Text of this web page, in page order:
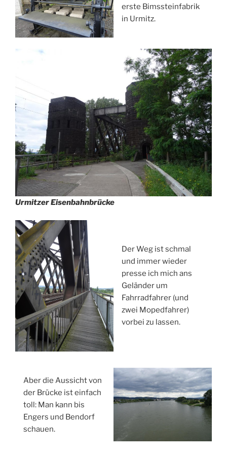
erste Bimssteinfabrik
in Urmitz.
Urmitzer Eisenbahnbrücke
Der Weg ist schmal
und immer wieder
presse ich mich ans
Geländer um
Fahrradfahrer (und
zwei Mopedfahrer)
vorbei zu lassen.
Aber die Aussicht von
der Brücke ist einfach
toll: Man kann bis
Engers und Bendorf
schauen.